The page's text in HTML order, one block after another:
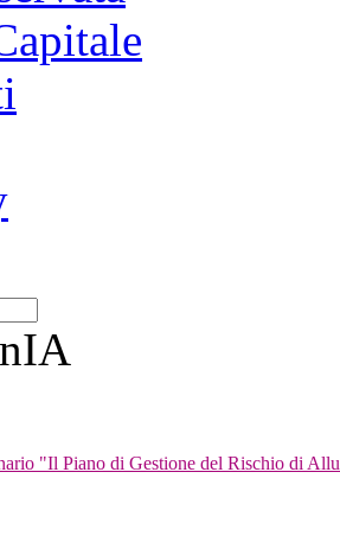
"Il Piano di Gestione del Rischio di